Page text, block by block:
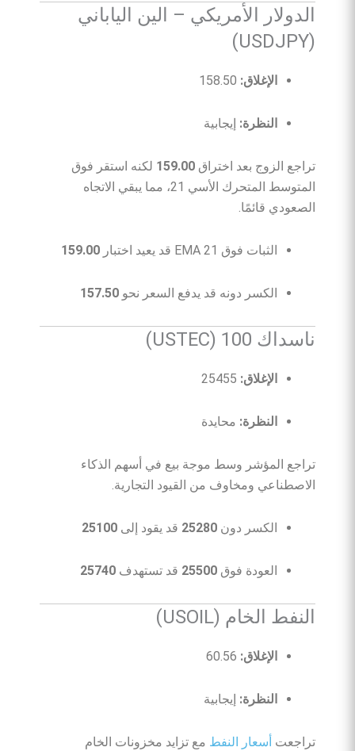
الدولار الأمريكي – الين الياباني
(USDJPY)
الإغلاق:
النظرة: إيجابية
تراجع الزوج بعد اختراق 159.00 لكنه استقر فوق
المتوسط المتحرك الأسي 21، مما يبقي الاتجاه
الصعودي قائمًا.
الثبات فوق EMA 21 قد يعيد اختبار 159.00
الكسر دونه قد يدفع السعر نحو 157.50
ناسداك 100 (USTEC)
الإغلاق:
النظرة: محايدة
تراجع المؤشر وسط موجة بيع في أسهم الذكاء
الاصطناعي ومخاوف من القيود التجارية.
الكسر دون 25280 قد يقود إلى 25100
العودة فوق 25500 قد تستهدف 25740
النفط الخام (USOIL)
الإغلاق:
النظرة: إيجابية
تراجعت أسعار النفط مع تزايد مخزونات الخام